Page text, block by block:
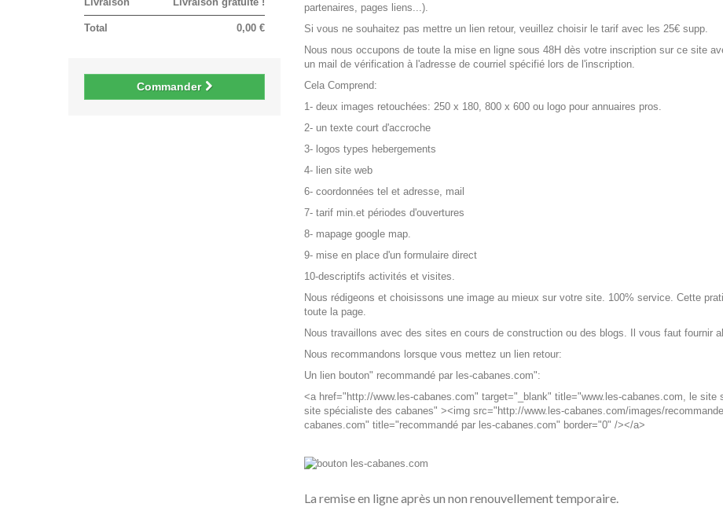
0,00 €
Total
Commander
partenaires, pages liens...).
Si vous ne souhaitez pas mettre un lien retour, veuillez choisir le tarif avec les 25€ supp.
Nous nous occupons de toute la mise en ligne sous 48H dès votre inscription sur ce site
un mail de vérification à l'adresse de courriel spécifié lors de l'inscription.
Cela Comprend:
1- deux images retouchées: 250 x 180, 800 x 600 ou logo pour annuaires pros.
2- un texte court d'accroche
3- logos types hebergements
4- lien site web
6- coordonnées tel et adresse, mail
7- tarif min.et périodes d'ouvertures
8- mapage google map.
9- mise en place d'un formulaire direct
10-descriptifs activités et visites.
Nous rédigeons et choisissons une image au mieux sur votre site. 100% service. Cette
toute la page.
Nous travaillons avec des sites en cours de construction ou des blogs. Il vous faut fournir
Nous recommandons lorsque vous mettez un lien retour:
Un lien bouton" recommandé par les-cabanes.com":
<a href="http://www.les-cabanes.com" target="_blank" title="www.les-cabanes.com, le
site spécialiste des cabanes" ><img src="http://www.les-cabanes.com/images/
cabanes.com" title="recommandé par les-cabanes.com" border="0" /></a>
La remise en ligne après un non renouvellement temporaire.